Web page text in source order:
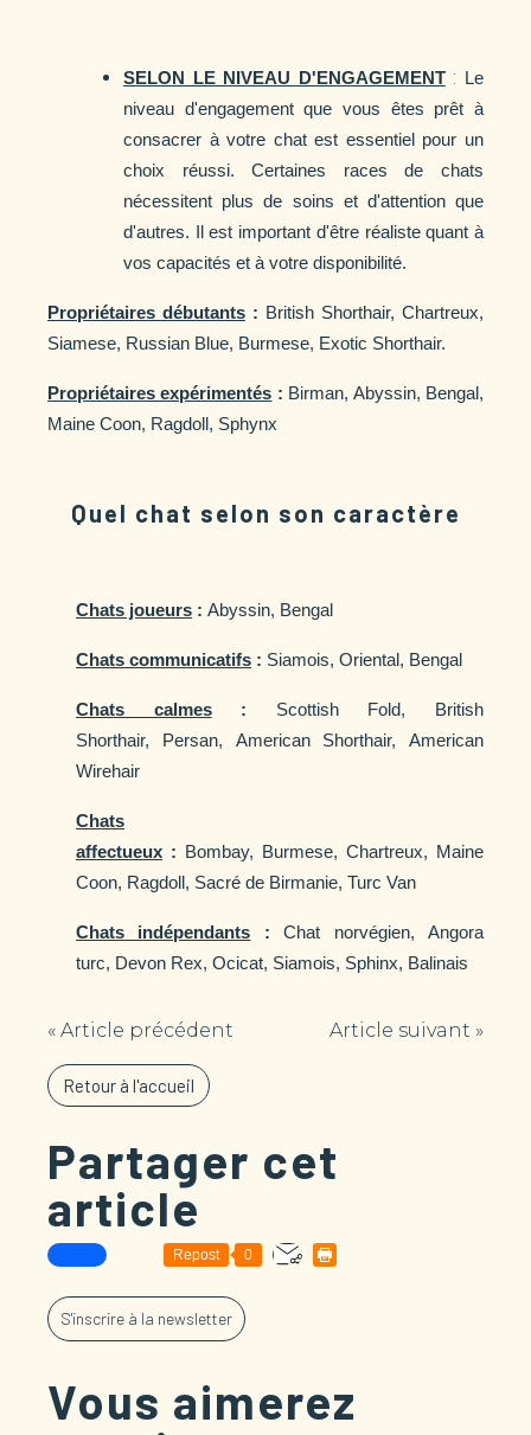
SELON LE NIVEAU D'ENGAGEMENT: Le
niveau d'engagement que vous êtes prêt à
consacrer à votre chat est essentiel pour un
choix réussi. Certaines races de chats
nécessitent plus de soins et d'attention que
d'autres. Il est important d'être réaliste quant à
vos capacités et à votre disponibilité.
Propriétaires débutants : British Shorthair, Chartreux,
Siamese, Russian Blue, Burmese, Exotic Shorthair.
Propriétaires expérimentés : Birman, Abyssin, Bengal,
Maine Coon, Ragdoll, Sphynx
Quel chat selon son caractère
Chats joueurs : Abyssin, Bengal
Chats communicatifs : Siamois, Oriental, Bengal
Chats calmes: Scottish Fold,
British
Shorthair,
Persan, American Shorthair, American
Wirehair
Chats
affectueux : Bombay, Burmese, Chartreux,
Maine
Coon, Ragdoll, Sacré de Birmanie, Turc Van
Chats indépendants :Chat norvégien,Angora
turc, Devon Rex, Ocicat, Siamois, Sphinx, Balinais
« Article précédent Article suivant »
Retour à l'accueil
Partager cet
article
Repost 0
S'inscrire à la newsletter
Vous aimerez